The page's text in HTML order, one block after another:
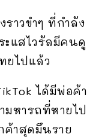
าวขำๆ ที่กำลัง
แสไวรัลมีคนดู
ยไปแล้ว
ได้มีพ่อค้า
มหารถที่หายไป
ค้าสุดมึนราย